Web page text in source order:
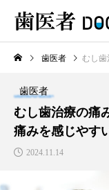
TOP
新着記事
歯医者
歯医者 むし歯治
歯医者
むし歯治療の痛
痛みを感じやす
2024.11.14